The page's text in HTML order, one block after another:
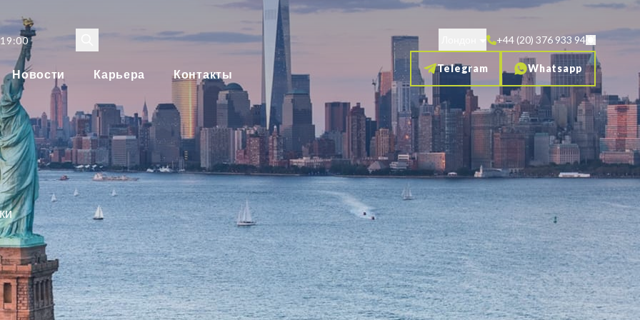
Новости Карьера Контакты
+44 (20) 376 933 94
Telegram Whatsapp